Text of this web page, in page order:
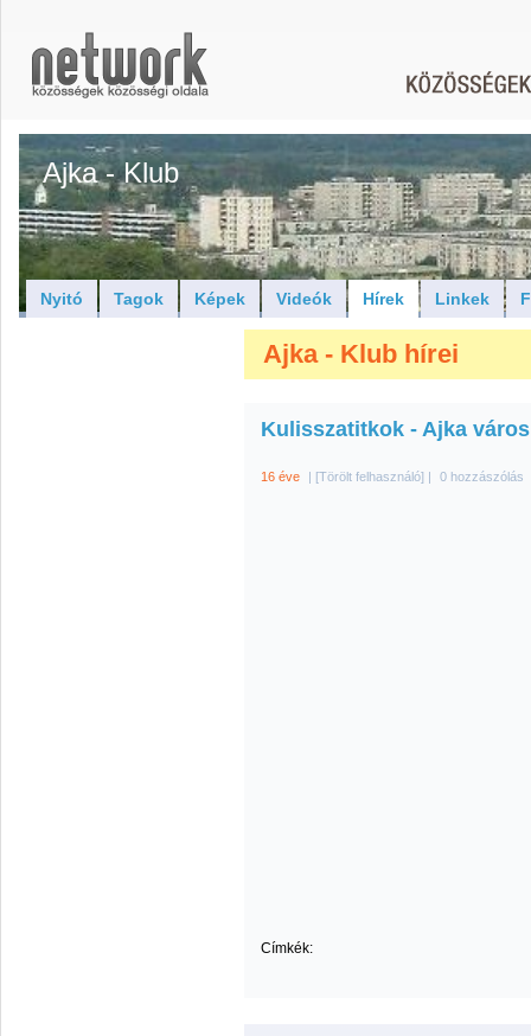
Ajka - Klub
Nyitó Tagok Képek Videók Hírek Linkek
Ajka - Klub hírei
Kulisszatitkok - Ajka
16 éve | [Törölt felhasználó] | 0 hozzászólás
Címkék: